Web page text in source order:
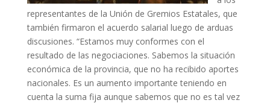
representantes de la Unión de Gremios Estatales, que
también firmaron el acuerdo salarial luego de arduas
discusiones. “Estamos muy conformes con el
resultado de las negociaciones. Sabemos la situación
económica de la provincia, que no ha recibido aportes
nacionales. Es un aumento importante teniendo en
cuenta la suma fija aunque sabemos que no es tal vez